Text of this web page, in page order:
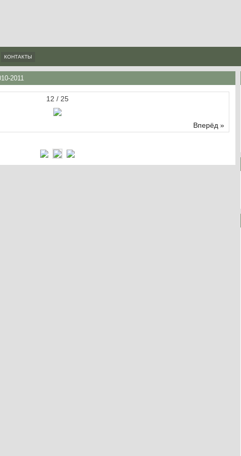
КОНТАКТЫ
2011
12 / 25
Вперёд »